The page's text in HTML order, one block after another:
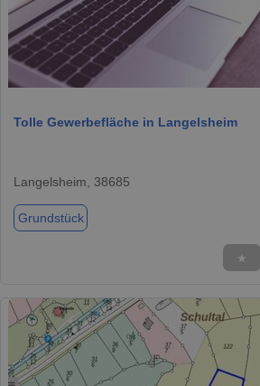
Tolle Gewerbefläche in Langelsheim
Langelsheim, 38685
Grundstück
★